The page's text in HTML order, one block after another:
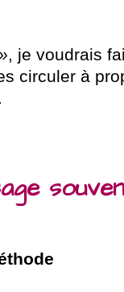
, je voudrais
circuler à